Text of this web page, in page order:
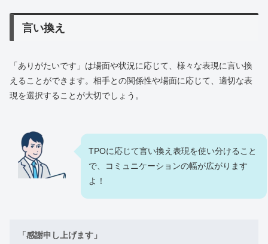
言い換え
「ありがたいです」は場面や状況に応じて、様々な表現に言い換
えることができます。相手との関係性や場面に応じて、適切な表
現を選択することが大切でしょう。
TPOに応じて言い換え表現を使い分けること
で、コミュニケーションの幅が広がります
よ！
「感謝申し上げます」